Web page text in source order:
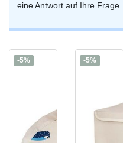
eine Antwort auf Ihre Frage.
-5% -5%